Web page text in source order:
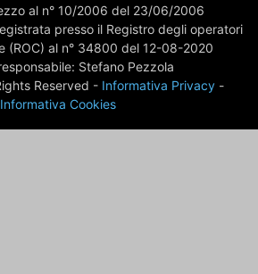
al n° 10/2006 del 23/06/2006
presso il Registro degli operatori
(ROC) al n° 34800 del 12-08-2020
Stefano Pezzola
Reserved - Informativa Privacy-
Informativa Cookies